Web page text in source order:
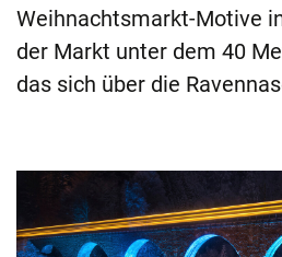
Weihnachtsmarkt-Motive
der Markt unter dem 40
das sich über die